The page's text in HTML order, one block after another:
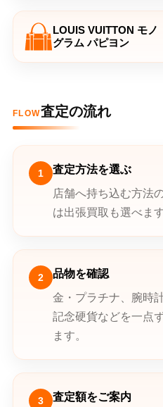
LOUIS VUITTON モノ
グラム パピヨン
FLOW査定の流れ
1
査定方法を選ぶ
店舗へ持ち込む方法
は出張買取も選べます
2
品物を確認
金・プラチナ、腕時
記念硬貨などを一点
ます。
3 査定額をご案内